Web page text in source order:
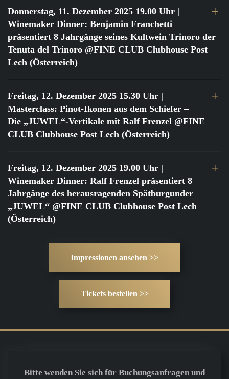
Donnerstag, 11. Dezember 2025 19.00 Uhr |
Winemaker Dinner: Benjamin Franchetti
präsentiert 8 Jahrgänge seines Kultwein Trinoro der
Tenuta del Trinoro @FINE CLUB Clubhouse Post
Lech (Österreich)
Freitag, 12. Dezember 2025 15.30 Uhr |
Masterclass: Pinot-Ikonen aus dem Schiefer –
Die „JUWEL“-Vertikale mit Ralf Frenzel @FINE
CLUB Clubhouse Post Lech (Österreich)
Freitag, 12. Dezember 2025 19.00 Uhr |
Winemaker Dinner: Ralf Frenzel präsentiert 8
Jahrgänge des herausragenden Spätburgunder
„JUWEL“ @FINE CLUB Clubhouse Post Lech
(Österreich)
Impressionen ansehen >>
Tickets bestellen >>
Bitte wenden Sie sich für Buchungsanfragen und